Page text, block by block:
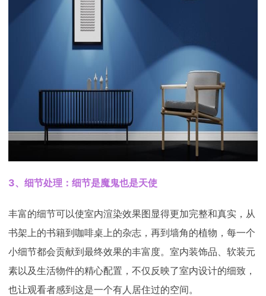
3、细节处理：细节是魔鬼也是天使
丰富的细节可以使室内渲染效果图显得更加完整和真实，从
书架上的书籍到咖啡桌上的杂志，再到墙角的植物，每一个
小细节都会贡献到最终效果的丰富度。室内装饰品、软装元
素以及生活物件的精心配置，不仅反映了室内设计的细致，
也让观看者感到这是一个有人居住过的空间。